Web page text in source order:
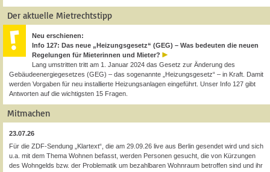
Der aktuelle Mietrechtstipp
Neu erschienen:
Info 127: Das neue „Heizungsgesetz“ (GEG) – Was bedeuten die neuen
Regelungen für Mieterinnen und Mieter?
Lang umstritten tritt am 1. Januar 2024 das Gesetz zur Änderung des
Gebäudeenergiegesetzes (GEG) – das sogenannte „Heizungsgesetz“ – in Kraft. Damit
werden Vorgaben für neu installierte Heizungsanlagen eingeführt. Unser Info 127 gibt
Antworten auf die wichtigsten 15 Fragen.
Mitmachen
23.07.26
Für die ZDF-Sendung „Klartext“, die am 29.09.26 live aus Berlin gesendet wird und sich
u.a. mit dem Thema Wohnen befasst, werden Personen gesucht, die von Kürzungen
des Wohngelds bzw. der Problematik um bezahlbaren Wohnraum betroffen sind und ihr